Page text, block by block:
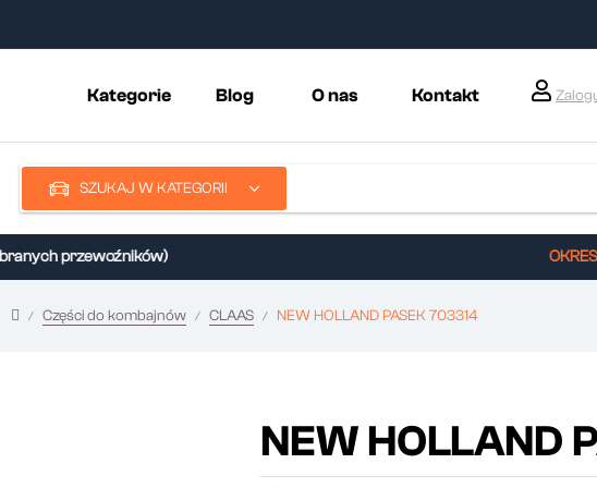
Kategorie Blog O nas Kontakt
SZUKAJ W KATEGORII
przewoźników) OKRES
Części do kombajnów CLAAS NEW HOLLAND PASEK 703314
NEW HOLLAND